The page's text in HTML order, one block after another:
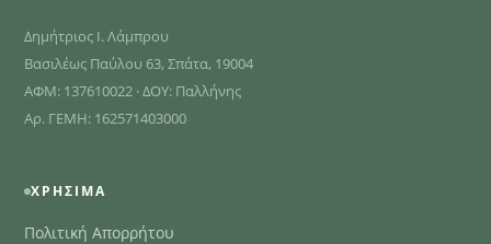
Δημήτριος Ι. Λάμπρου
Βασιλέως Παύλου 63, Σπάτα, 19004
ΑΦΜ: 137610022 · ΔΟΥ: Παλλήνης
Αρ. ΓΕΜΗ: 162571403000
ΧΡΉΣΙΜΑ
Πολιτική Απορρήτου